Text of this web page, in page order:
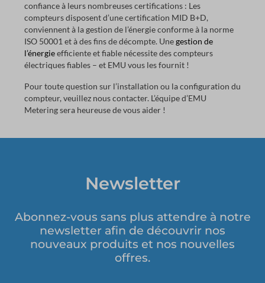
confiance à leurs nombreuses certifications : Les
compteurs disposent d’une certification MID B+D,
conviennent à la gestion de l’énergie conforme à la norme
ISO 50001 et à des fins de décompte. Unegestion de
l’énergieefficiente et fiable nécessite des compteurs
électriques fiables – et EMU vous les fournit !
Pour toute question sur l’installation ou la configuration du
compteur, veuillez nous contacter. L’équipe d’EMU
Metering sera heureuse de vous aider !
Newsletter
Abonnez-vous sans plus attendre à notre
newsletter afin de découvrir nos
nouveaux produits et nos nouvelles
offres.